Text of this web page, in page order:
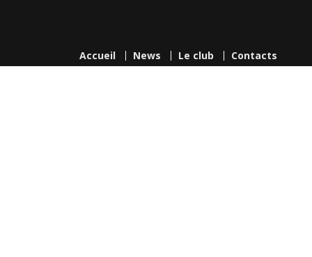
Accueil News Le club Contacts